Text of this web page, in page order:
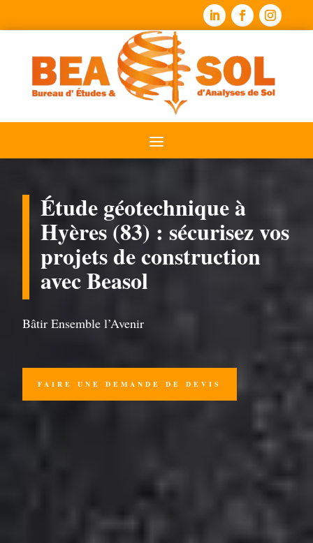
Étude géotechnique à
Hyères (83) : sécurisez vos
projets de construction
avec Beasol
Bâtir Ensemble l’Avenir
FAIRE UNE DEMANDE DE DEVIS
Études géotechniques G1 à G5